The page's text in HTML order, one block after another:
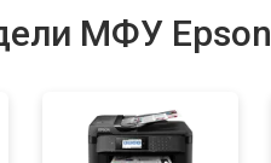
МФУ Epson